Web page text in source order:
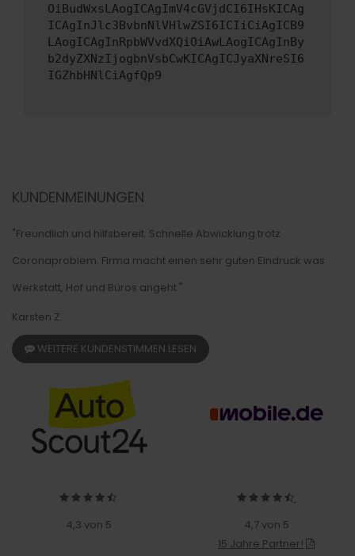
OiBudWxsLAogICAgImV4cGVjdCI6IHsKICAg
ICAgInJlc3BvbnNlVHlwZSI6ICIiCiAgICB9
LAogICAgInRpbWVvdXQiOiAwLAogICAgInBy
b2dyZXNzIjogbnVsbCwKICAgICJyaXNreSI6
IGZhbHNlCiAgfQp9
KUNDENMEINUNGEN
"Freundlich und hilfsbereit. Schnelle Abwicklung trotz
Coronaproblem. Firma macht einen sehr guten Eindruck was
Werkstatt, Hof und Büros angeht."
Karsten Z.
WEITERE KUNDENSTIMMEN LESEN
4,3 von 5
4,7 von 5
15 Jahre Partner!